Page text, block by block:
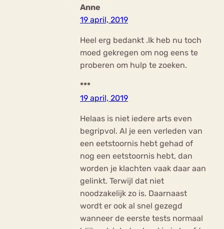
Anne
19 april, 2019
Heel erg bedankt .Ik heb nu toch
moed gekregen om nog eens te
proberen om hulp te zoeken.
***
19 april, 2019
Helaas is niet iedere arts even
begripvol. Al je een verleden van
een eetstoornis hebt gehad of
nog een eetstoornis hebt, dan
worden je klachten vaak daar aan
gelinkt. Terwijl dat niet
noodzakelijk zo is. Daarnaast
wordt er ook al snel gezegd
wanneer de eerste tests normaal